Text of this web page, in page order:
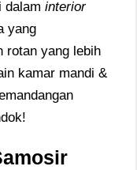
dalam interior
yang
rotan yang lebih
kamar mandi &